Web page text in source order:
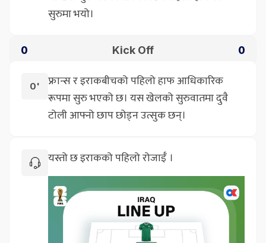
सुरुमा भयो।
0 Kick Off 0
0'
फ्रान्स र इराकबीचको पहिलो हाफ आधिकारिक
रूपमा सुरु भएको छ। यस खेलको सुरुवातमा दुवै
टोली आफ्नो छाप छोड्न उत्सुक छन्।
यस्तो छ इराकको पहिलो रोजाईँ ।